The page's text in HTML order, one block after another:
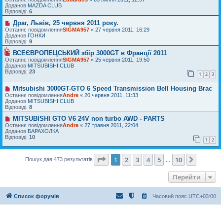
л
е
н
я
в
і
д
м
л
е
н
н
я
в
е
п
о
в
і
д
о
м
л
е
н
н
я
Доданов MAZDA CLUB
Відповіді: 6
Н
о
в
е
п
о
в
і
д
о
м
л
е
н
н
я
Драг, Львів, 25 червня 2011 року.
Останнє повідомленняSIGMA957 « 27 червня 2011, 16:29
Доданов ГОНКИ
Відповіді: 9
Н
о
в
е
п
о
і
д
о
м
л
е
н
н
я
ВСЕЄВРОПЕЦСЬКИЙ збір 3000GT в Франції 2011
Останнє повідомленняSIGMA957 « 25 червня 2011, 19:50
Доданов MITSUBISHI CLUB
Відповіді: 23 1 2 3
Н
о
в
е
п
в
і
д
о
м
Mitsubishi 3000GT-GTO 6 Speed Transmission Bell Housing Brac
Останнє повідомленняAndre « 20 червня 2011, 11:33
Доданов MITSUBISHI CLUB
Відповіді: 8
Н
о
в
е
о
н
MITSUBISHI GTO V6 24V non turbo AWD - PARTS
Останнє повідомленняAndre « 27 травня 2011, 22:04
Доданов БАРАХОЛКА
Відповіді: 10 1 2
Пошук дав 473 результатів Сторінка1 10
1 2 3 4 5 10
Перейти
Список форумів Часовий пояс UTC+03:00